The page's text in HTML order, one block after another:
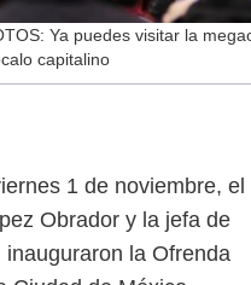
Ya puedes visitar la
capitalino
1 de noviembre, el
Obrador y la jefa de
la Ofrenda